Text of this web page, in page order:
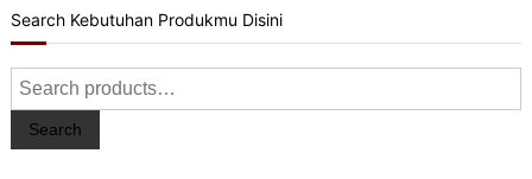
Search Kebutuhan Produkmu Disini
Search
for:
Search